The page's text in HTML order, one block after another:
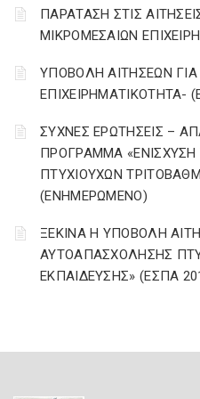
ΠΑΡΑΤΑΣΗ ΣΤΙΣ
ΜΙΚΡΟΜΕΣΑΙΩΝ
ΥΠΟΒΟΛΗ ΑΙΤΗΣΕΩΝ
ΕΠΙΧΕΙΡΗΜΑΤΙΚΟΤΗΤΑ-
ΣΥΧΝΕΣ ΕΡΩΤΗΣΕΙΣ –
ΠΡΟΓΡΑΜΜΑ
ΠΤΥΧΙΟΥΧΩΝ
(ΕΝΗΜΕΡΩΜΕΝΟ)
ΞΕΚΙΝΑ Η ΥΠΟΒΟΛΗ
ΑΥΤΟΑΠΑΣΧΟΛΗΣΗΣ
ΕΚΠΑΙΔΕΥΣΗΣ» (ΕΣΠΑ